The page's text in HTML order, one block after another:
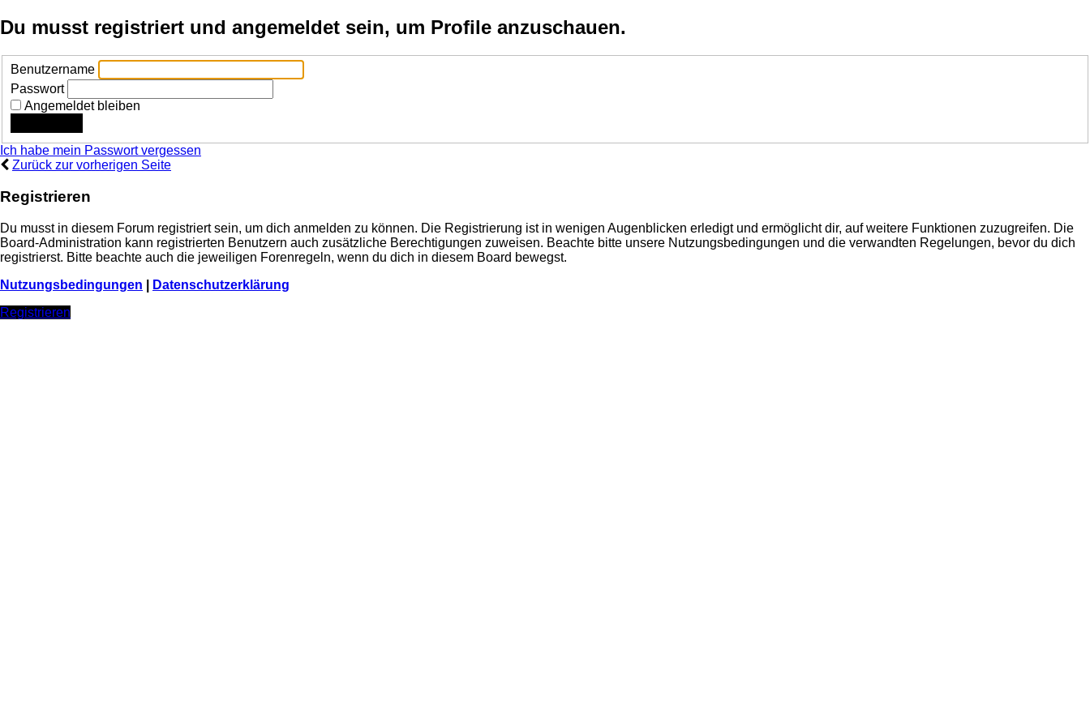
Du musst registriert und angemeldet sein, um Profile anzuschauen.
Benutzername
Passwort
Angemeldet bleiben
Ich habe mein Passwort vergessen
Zurück zur vorherigen Seite
Registrieren
Du musst in diesem Forum registriert sein, um dich anmelden zu können. Die Registrierung ist in wenigen Augenblicken erledigt und ermöglicht dir, auf weitere Funktionen zuzugreifen. Die
Board-Administration kann registrierten Benutzern auch zusätzliche Berechtigungen zuweisen. Beachte bitte unsere Nutzungsbedingungen und die verwandten Regelungen, bevor du dich
registrierst. Bitte beachte auch die jeweiligen Forenregeln, wenn du dich in diesem Board bewegst.
Nutzungsbedingungen
Datenschutzerklärung
Registrieren